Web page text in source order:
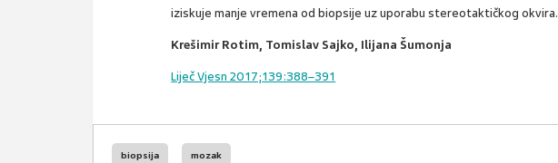
iziskuje manje vremena od biopsije uz uporabu stereotaktičkog okvira.
Krešimir Rotim, Tomislav Sajko, Ilijana Šumonja
Liječ Vjesn 2017;139:388–391
biopsija mozak